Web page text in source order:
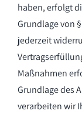
haben, erfolgt
Grundlage von
jederzeit
Maßnahmen
Grundlage des
verarbeiten wir